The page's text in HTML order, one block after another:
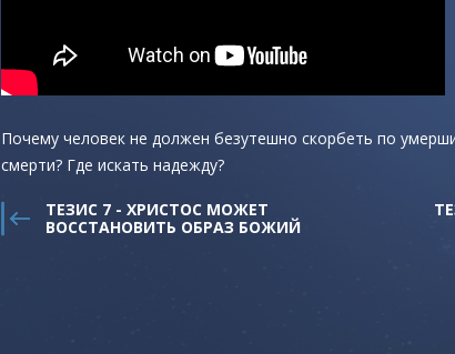
Почему человек не должен безутешно скорбеть по
смерти? Где искать надежду?
ТЕЗИС 7 - ХРИСТОС МОЖЕТ
ВОССТАНОВИТЬ ОБРАЗ БОЖИЙ